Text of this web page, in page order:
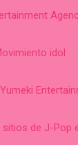
idol
de J-Pop